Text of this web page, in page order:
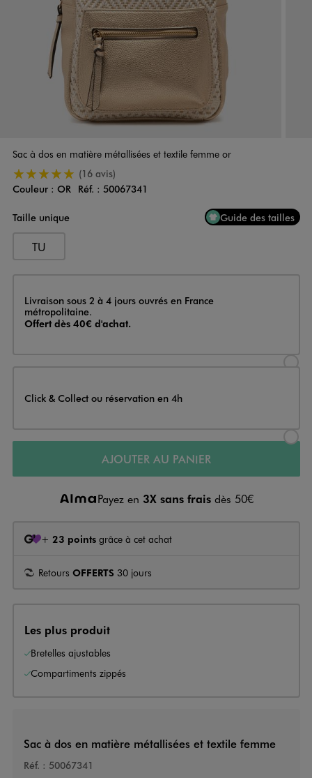
Sac à dos en matière métallisées et textile femme or
5/5 de moyenne(16 avis)
Couleur
Couleur : OR Réf. : 50067341
Taille unique
Guide des tailles
TU
Livraison
Livraison sous 2 à 4 jours ouvrés en France
métropolitaine.
Offert dès 40€ d'achat.
Click & Collect ou réservation en 4h
AJOUTER AU PANIER
Payez en 3X sans frais dès 50€
+ 23 points grâce à cet achat
Retours OFFERTS 30 jours
Les plus produit
Bretelles ajustables
Compartiments zippés
Sac à dos en matière métallisées et textile femme
Réf. : 50067341